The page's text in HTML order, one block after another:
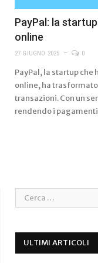
PayPal: la
online
27 GIUGNO 2025 0
PayPal, la startup
online, ha
transazioni. Con un
rendendo i
ULTIMI ARTICOLI